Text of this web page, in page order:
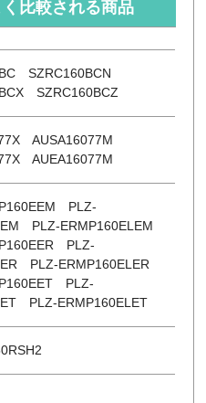
比較される商品
SZRC160BCN
SZRC160BCZ
AUSA16077M
AUEA16077M
PLZ-
PLZ-ERMP160ELEM
PLZ-
PLZ-ERMP160ELER
PLZ-
PLZ-ERMP160ELET